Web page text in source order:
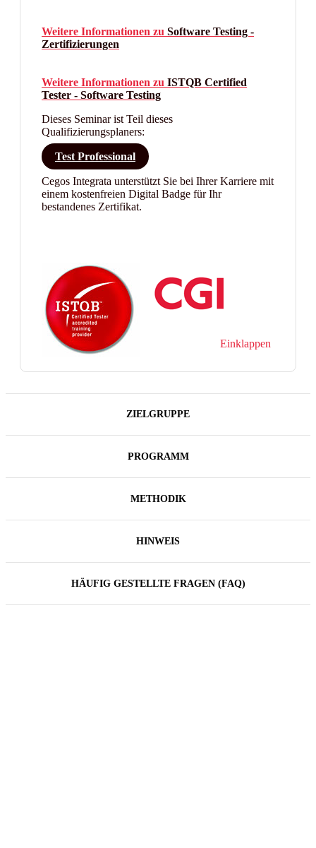
Weitere Informationen zu Software Testing -
Zertifizierungen
Weitere Informationen zu ISTQB Certified
Tester - Software Testing
Dieses Seminar ist Teil dieses
Qualifizierungsplaners:
Test Professional
Cegos Integrata unterstützt Sie bei Ihrer Karriere mit
einem kostenfreien Digital Badge für Ihr
bestandenes Zertifikat.
Einklappen
ZIELGRUPPE
PROGRAMM
METHODIK
HINWEIS
HÄUFIG GESTELLTE FRAGEN (FAQ)